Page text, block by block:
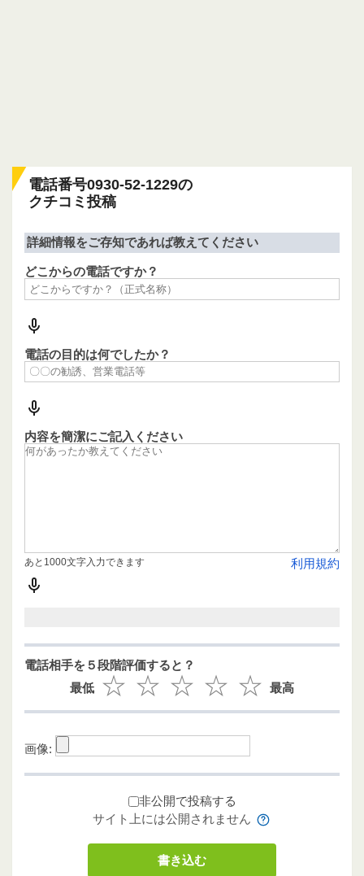
電話番号0930-52-1229の
クチコミ投稿
詳細情報をご存知であれば教えてください
どこからの電話ですか？
電話の目的は何でしたか？
内容を簡潔にご記入ください
利用規約
あと1000文字入力できます
電話相手を５段階評価すると？
最低
最高
画像:
非公開で投稿する
サイト上には公開されません